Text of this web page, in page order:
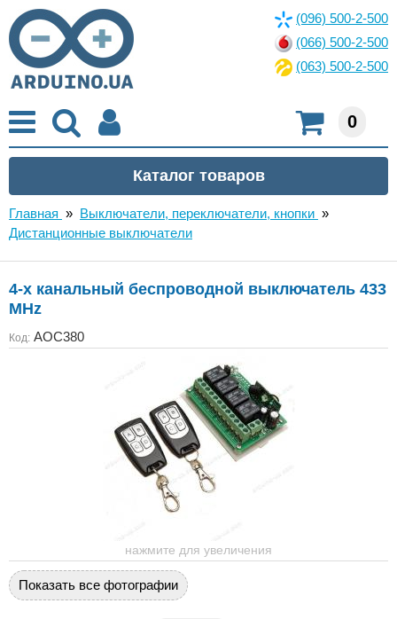
(096) 500-2-500
(066) 500-2-500
(063) 500-2-500
0
Главная » Выключатели, переключатели, кнопки »
Дистанционные выключатели
4-х канальный беспроводной выключатель 433
MHz
Код: AOC380
нажмите для увеличения
Показать все фотографии